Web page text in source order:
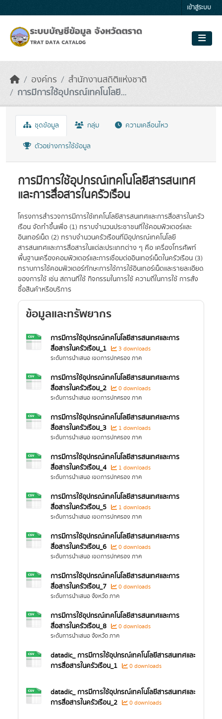
เข้าสู่ระบบ
องค์กร
สำนักงานสถิติแห่งชาติ
การมีการใช้อุปกรณ์เทคโนโลยี...
ชุดข้อมูล กลุ่ม ความเคลื่อนไหว
ตัวอย่างการใช้ข้อมูล
การมีการใช้อุปกรณ์เทคโนโลยีสารสนเทศ
และการสื่อสารในครัวเรือน
โครงการสำรวจการมีการใช้เทคโนโลยีสารสนเทศและการสื่อสารในครัว
เรือน จัดทำขึ้นเพื่อ (1) ทราบจำนวนประชาชนที่ใช้คอมพิวเตอร์และ
อินเทอร์เน็ต (2) ทราบจำนวนครัวเรือนที่มีอุปกรณ์เทคโนโลยี
สารสนเทศและการสื่อสารในแต่ละประเภทต่าง ๆ คือ เครื่องโทรศัพท์
พื้นฐานเครื่องคอมพิวเตอร์และการเชื่อมต่ออินเทอร์เน็ตในครัวเรือน (3)
ทราบการใช้คอมพิวเตอร์ทักษะการใช้การใช้อินเทอร์เน็ตและรายละเอียด
ของการใช้ เช่น สถานที่ใช้ กิจกรรมในการใช้ ความถี่ในการใช้ การสั่ง
ซื้อสินค้าหรือบริการ
ข้อมูลและทรัพยากร
การมีการใช้อุปกรณ์เทคโนโลยีสารสนเทศและการ
สื่อสารในครัวเรือน_1
3 downloads
ระดับการนำเสนอ เขตการปกครอง ภาค
การมีการใช้อุปกรณ์เทคโนโลยีสารสนเทศและการ
สื่อสารในครัวเรือน_2
0 downloads
ระดับการนำเสนอ เขตการปกครอง ภาค
การมีการใช้อุปกรณ์เทคโนโลยีสารสนเทศและการ
สื่อสารในครัวเรือน_3
1 downloads
ระดับการนำเสนอ เขตการปกครอง ภาค
การมีการใช้อุปกรณ์เทคโนโลยีสารสนเทศและการ
สื่อสารในครัวเรือน_4
1 downloads
ระดับการนำเสนอ เขตการปกครอง ภาค
การมีการใช้อุปกรณ์เทคโนโลยีสารสนเทศและการ
สื่อสารในครัวเรือน_5
1 downloads
ระดับการนำเสนอ เขตการปกครอง ภาค
การมีการใช้อุปกรณ์เทคโนโลยีสารสนเทศและการ
สื่อสารในครัวเรือน_6
0 downloads
ระดับการนำเสนอ เขตการปกครอง ภาค
การมีการใช้อุปกรณ์เทคโนโลยีสารสนเทศและการ
สื่อสารในครัวเรือน_7
0 downloads
ระดับการนำเสนอ จังหวัด ภาค
การมีการใช้อุปกรณ์เทคโนโลยีสารสนเทศและการ
สื่อสารในครัวเรือน_8
0 downloads
ระดับการนำเสนอ จังหวัด ภาค
datadic_ การมีการใช้อุปกรณ์เทคโนโลยีสารสนเทศและ
การสื่อสารในครัวเรือน_1
0 downloads
datadic_ การมีการใช้อุปกรณ์เทคโนโลยีสารสนเทศและ
การสื่อสารในครัวเรือน_2
0 downloads